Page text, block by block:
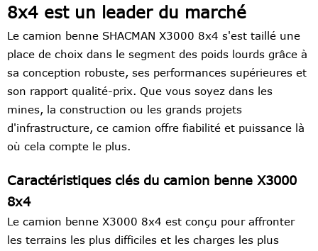
8x4 est un leader du marché
Le camion benne SHACMAN X3000 8x4 s'est taillé une
place de choix dans le segment des poids lourds grâce à
sa conception robuste, ses performances supérieures et
son rapport qualité-prix. Que vous soyez dans les
mines, la construction ou les grands projets
d'infrastructure, ce camion offre fiabilité et puissance là
où cela compte le plus.
Caractéristiques clés du camion benne X3000
8x4
Le camion benne X3000 8x4 est conçu pour affronter
les terrains les plus difficiles et les charges les plus